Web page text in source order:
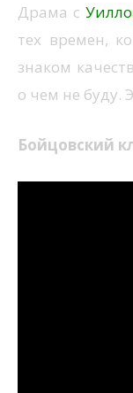
Драма с
тех времен,
знаком
о чем не буду.
Бойцовский